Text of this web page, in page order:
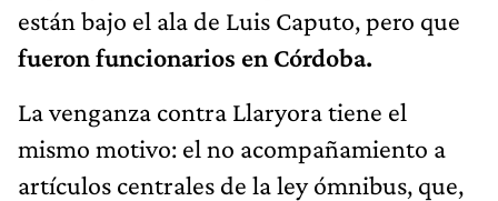
están bajo el ala de Luis Caputo, pero que
fueron funcionarios en Córdoba.
La venganza contra Llaryora tiene el
mismo motivo: el no acompañamiento a
artículos centrales de la ley ómnibus, que,